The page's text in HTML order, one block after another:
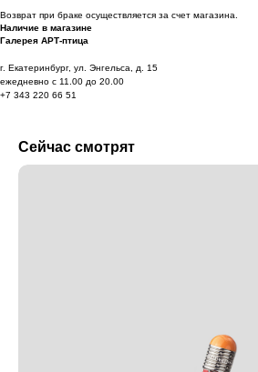
Возврат при браке осуществляется за счет магазина.
Наличие в магазине
Галерея АРТ-птица
г. Екатеринбург, ул. Энгельса, д. 15
ежедневно с 11.00 до 20.00
+7 343 220 66 51
Сейчас смотрят